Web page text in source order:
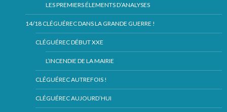
LES PREMIERS ÉLEMENTS D’ANALYSES
14/18 CLÉGUÉREC DANS LA GRANDE GUERRE !
CLÉGUÉREC DÉBUT XXE
L’INCENDIE DE LA MAIRIE
CLÉGUÉREC AUTREFOIS !
CLÉGUÉREC AUJOURD’HUI